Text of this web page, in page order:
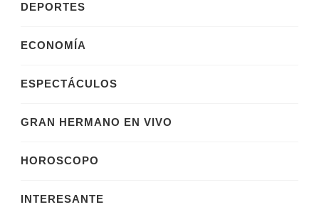
DEPORTES
ECONOMÍA
ESPECTÁCULOS
GRAN HERMANO EN VIVO
HOROSCOPO
INTERESANTE